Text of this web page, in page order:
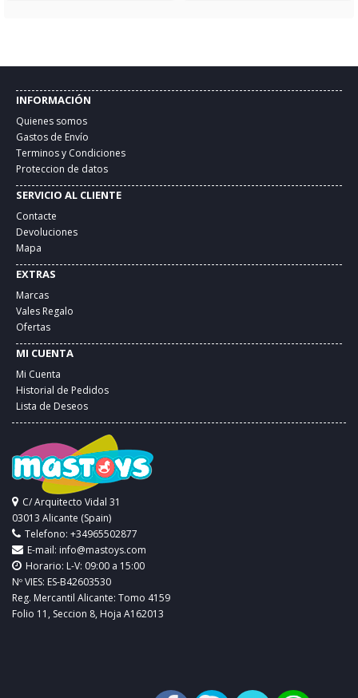
INFORMACIÓN
Quienes somos
Gastos de Envío
Terminos y Condiciones
Proteccion de datos
SERVICIO AL CLIENTE
Contacte
Devoluciones
Mapa
EXTRAS
Marcas
Vales Regalo
Ofertas
MI CUENTA
Mi Cuenta
Historial de Pedidos
Lista de Deseos
C/ Arquitecto Vidal 31
03013 Alicante (Spain)
Telefono: +34965502877
E-mail: info@mastoys.com
Horario: L-V: 09:00 a 15:00
Nº VIES: ES-B42603530
Reg. Mercantil Alicante: Tomo 4159
Folio 11, Seccion 8, Hoja A162013